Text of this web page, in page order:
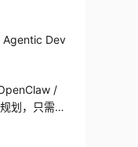
Agentic Dev
/
划，只需1